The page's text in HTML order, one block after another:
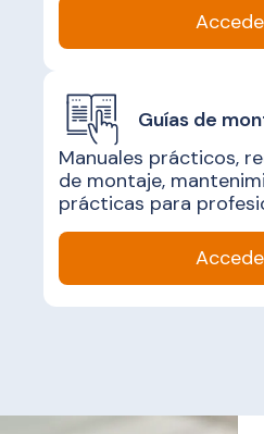
Guías de
Manuales prácticos,
de montaje,
prácticas para